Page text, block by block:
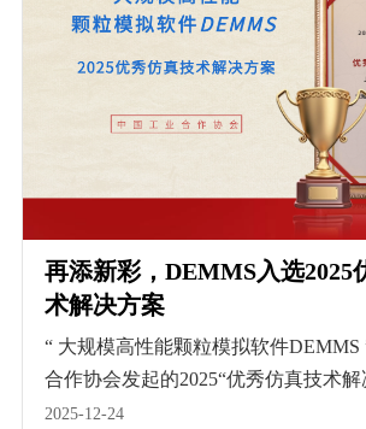
再添新彩，DEMMS入选2025
术解决方案
“ 大规模高性能颗粒模拟软件DEMMS
合作协会发起的2025“优秀仿真技术解
2025-12-24